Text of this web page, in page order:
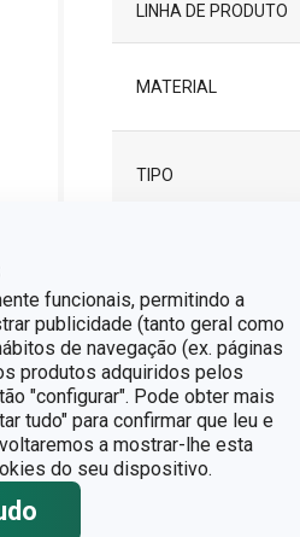
funcionais, permitindo a
publicidade (tanto geral como
de navegação (ex. páginas
produtos adquiridos pelos
"configurar". Pode obter mais
tudo" para confirmar que leu e
a mostrar-lhe esta
do seu dispositivo.
LINHA DE PRODUTO
MATERIAL
TIPO
EAN
GARANTIA (EM ANOS)
Pacote